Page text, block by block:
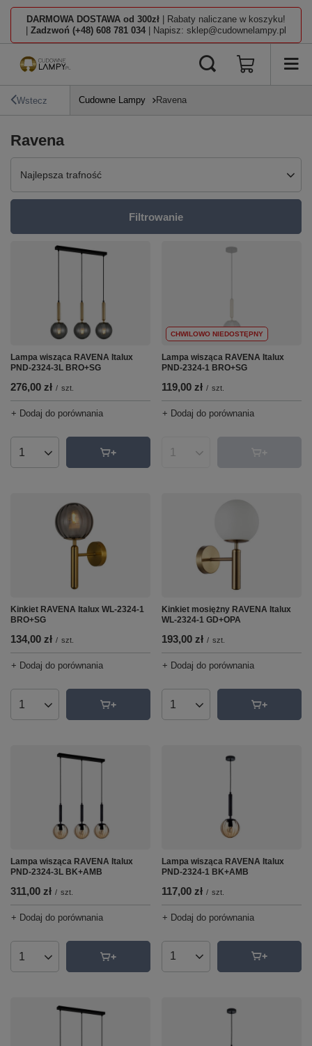
DARMOWA DOSTAWA od 300zł | Rabaty naliczane w koszyku!
Zadzwoń (+48) 608 781 034 | Napisz: sklep@cudownelampy.pl
Wstecz Cudowne Lampy Ravena
Ravena
Zmień sortowanie
Najlepsza trafność
Filtrowanie
Lampa wisząca RAVENA Italux
PND-2324-3L BRO+SG
276,00 zł / szt.
+ Dodaj do porównania
Ilość produktów
CHWILOWO NIEDOSTĘPNY
Lampa wisząca RAVENA Italux
PND-2324-1 BRO+SG
119,00 zł / szt.
+ Dodaj do porównania
Ilość produktów
Kinkiet RAVENA Italux WL-2324-1
BRO+SG
134,00 zł / szt.
+ Dodaj do porównania
Ilość produktów
Kinkiet mosiężny RAVENA Italux
WL-2324-1 GD+OPA
193,00 zł / szt.
+ Dodaj do porównania
Ilość produktów
Lampa wisząca RAVENA Italux
PND-2324-3L BK+AMB
311,00 zł / szt.
+ Dodaj do porównania
Ilość produktów
Lampa wisząca RAVENA Italux
PND-2324-1 BK+AMB
117,00 zł / szt.
+ Dodaj do porównania
Ilość produktów